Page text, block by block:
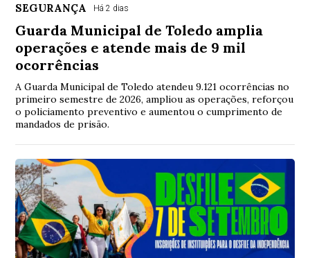
SEGURANÇA Há 2 dias
Guarda Municipal de Toledo amplia
operações e atende mais de 9 mil
ocorrências
A Guarda Municipal de Toledo atendeu 9.121 ocorrências no
primeiro semestre de 2026, ampliou as operações, reforçou
o policiamento preventivo e aumentou o cumprimento de
mandados de prisão.